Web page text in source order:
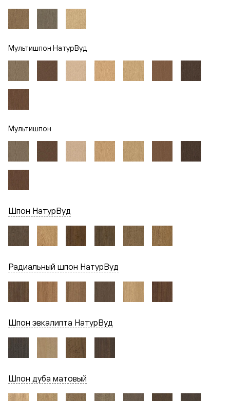
Мультишпон НатурВуд
Мультишпон
Шпон НатурВуд
Радиальный шпон НатурВуд
Шпон эвкалипта НатурВуд
Шпон дуба матовый